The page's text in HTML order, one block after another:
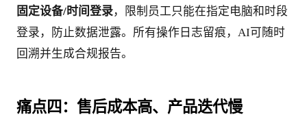
固定设备/时间登录，限制员工只能在指定电脑和时段
登录，防止数据泄露。所有操作日志留痕，AI可随时
回溯并生成合规报告。
痛点四：售后成本高、产品迭代慢